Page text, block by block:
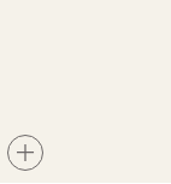
+